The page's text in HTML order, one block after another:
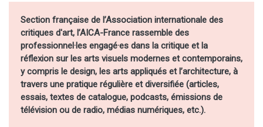
Section française de l’Association internationale des
critiques d'art, l’AICA-France rassemble des
professionnel·les engagé·es dans la critique et la
réflexion sur les arts visuels modernes et contemporains,
y compris le design, les arts appliqués et l’architecture, à
travers une pratique régulière et diversifiée (articles,
essais, textes de catalogue, podcasts, émissions de
télévision ou de radio, médias numériques, etc.).